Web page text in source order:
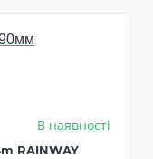
В наявності
RAINWAY